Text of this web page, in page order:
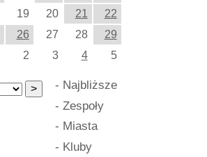
19 20 21
22
26 27 28
29
2 3 4 5
- Najbliższe
- Zespoły
- Miasta
- Kluby